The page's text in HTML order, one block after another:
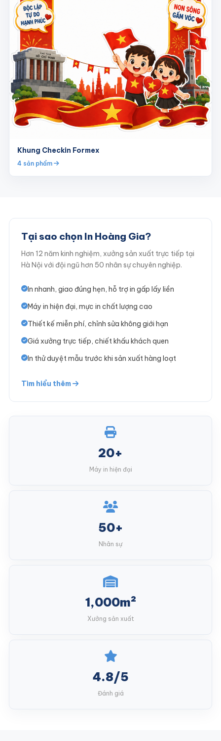
Khung Checkin Formex
4 sản phẩm
Tại sao chọn In Hoàng Gia?
Hơn 12 năm kinh nghiệm, xưởng sản xuất trực tiếp tại
Hà Nội với đội ngũ hơn 50 nhân sự chuyên nghiệp.
In nhanh, giao đúng hẹn, hỗ trợ in gấp lấy liền
Máy in hiện đại, mực in chất lượng cao
Thiết kế miễn phí, chỉnh sửa không giới hạn
Giá xưởng trực tiếp, chiết khấu khách quen
In thử duyệt mẫu trước khi sản xuất hàng loạt
Tìm hiểu thêm
20+
Máy in hiện đại
50+
Nhân sự
1,000m²
Xưởng sản xuất
4.8/5
Đánh giá